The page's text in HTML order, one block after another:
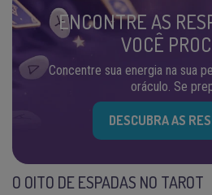
ENCONTRE AS
VOCÊ
Concentre sua energia na sua
oráculo. Se
DESCUBRA AS
O OITO DE ESPADAS NO TAROT